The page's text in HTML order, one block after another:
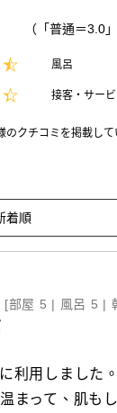
（「普通＝3.0
風呂
接客・サー
クチコミを掲載して
[部屋 5 | 風呂 5 |
利用しました。
まって、肌も